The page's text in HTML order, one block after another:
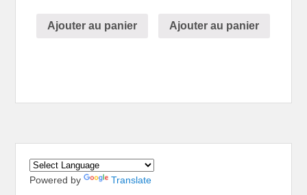
Ajouter au panier Ajouter au panier
Powered by Translate